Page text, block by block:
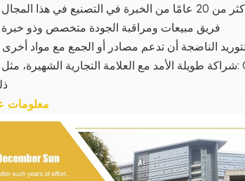
20 عامًا من الخبرة في التصنيع في هذا المجال
فريق مبيعات ومراقبة الجودة متخصص وذو خبرة
الناضجة أن تدعم مصادر أو الجمع مع مواد أخرى
شراكة طويلة الأمد مع العلامة التجارية الشهيرة، مثل: Country Road، وCrate and Barrel، وJonathan Adler، وما إلى
معلومات